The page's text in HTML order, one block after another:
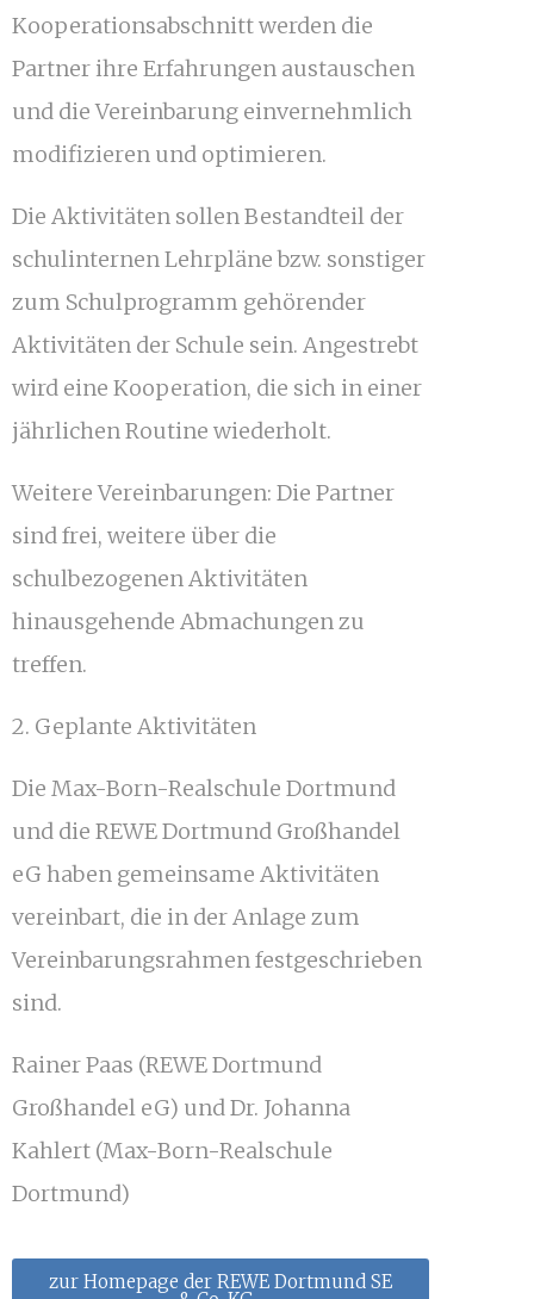
Kooperationsabschnitt werden die
Partner ihre Erfahrungen austauschen
und die Vereinbarung einvernehmlich
modifizieren und optimieren.
Die Aktivitäten sollen Bestandteil der
schulinternen Lehrpläne bzw. sonstiger
zum Schulprogramm gehörender
Aktivitäten der Schule sein. Angestrebt
wird eine Kooperation, die sich in einer
jährlichen Routine wiederholt.
Weitere Vereinbarungen: Die Partner
sind frei, weitere über die
schulbezogenen Aktivitäten
hinausgehende Abmachungen zu
treffen.
2. Geplante Aktivitäten
Die Max-Born-Realschule Dortmund
und die REWE Dortmund Großhandel
eG haben gemeinsame Aktivitäten
vereinbart, die in der Anlage zum
Vereinbarungsrahmen festgeschrieben
sind.
Rainer Paas (REWE Dortmund
Großhandel eG) und Dr. Johanna
Kahlert (Max-Born-Realschule
Dortmund)
zur Homepage der REWE Dortmund SE